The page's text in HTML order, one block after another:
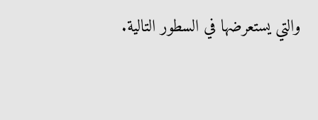
والتي يستعرضها في السطور التالية.